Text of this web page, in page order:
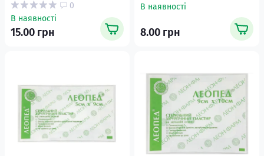
0
В наявності
15.00 грн
В наявності
8.00 грн